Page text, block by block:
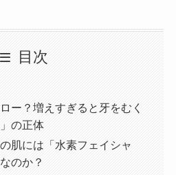
目次
ー？増えすぎると牙をむく
の正体
肌には「水素フェイシャ
のか？